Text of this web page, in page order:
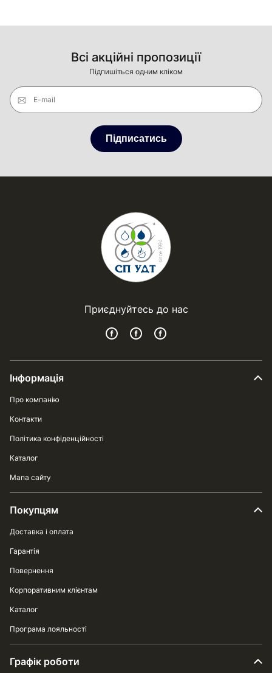
Всі акційні пропозиції
Підпишіться одним кліком
E-mail
Підписатись
Приєднуйтесь до нас
Інформація
Про компанію
Контакти
Політика конфіденційності
Каталог
Мапа сайту
Покупцям
Доставка і оплата
Гарантія
Повернення
Корпоративним клієнтам
Каталог
Програма лояльності
Графік роботи